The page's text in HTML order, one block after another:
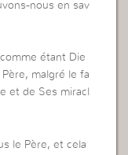
nous en sav
étant Die
malgré le fa
et de Ses miracl
le Père, et cela